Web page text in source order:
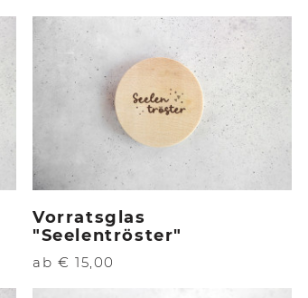
Vorratsglas
"Seelentröster"
ab € 15,00